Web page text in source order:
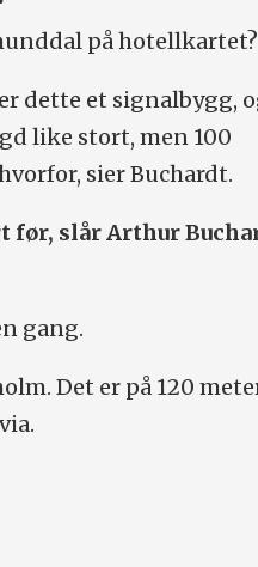
på hotellkartet?
dette et signalbygg,
like stort, men 100
sier Buchardt.
slår Arthur
gang.
Det er på 120